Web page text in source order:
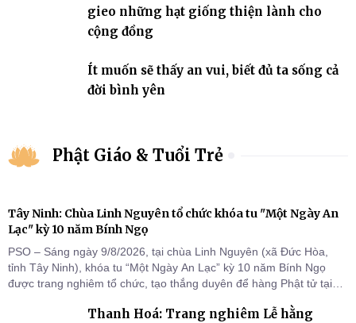
gieo những hạt giống thiện lành cho
cộng đồng
Ít muốn sẽ thấy an vui, biết đủ ta sống cả
đời bình yên
Phật Giáo & Tuổi Trẻ
Tây Ninh: Chùa Linh Nguyên tổ chức khóa tu "Một Ngày An
Lạc" kỳ 10 năm Bính Ngọ
PSO – Sáng ngày 9/8/2026, tại chùa Linh Nguyên (xã Đức Hòa,
tỉnh Tây Ninh), khóa tu “Một Ngày An Lạc” kỳ 10 năm Bính Ngọ
được trang nghiêm tổ chức, tạo thắng duyên để hàng Phật tử tại
Thanh Hoá: Trang nghiêm Lễ hằng